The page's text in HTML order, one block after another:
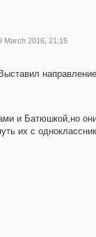
March 2016, 21:15
и Батюшкой,но
их с